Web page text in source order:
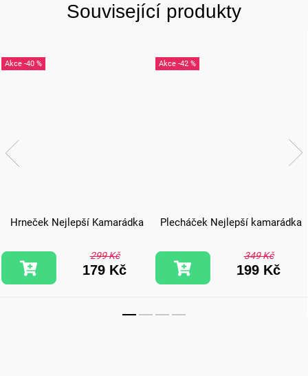
Související produkty
-40 %
Hrneček Nejlepší Kamarádka
299 Kč
179 Kč
-42 %
Plecháček Nejlepší kamarádka
349 Kč
199 Kč